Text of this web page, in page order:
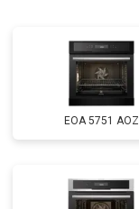
EOA 5751 AOZ